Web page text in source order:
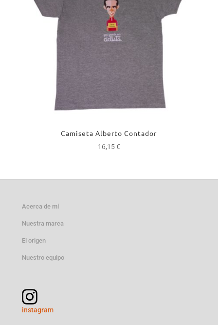
Camiseta Alberto Contador
16,15€
Acerca de mí
Nuestra marca
El origen
Nuestro equipo
instagram